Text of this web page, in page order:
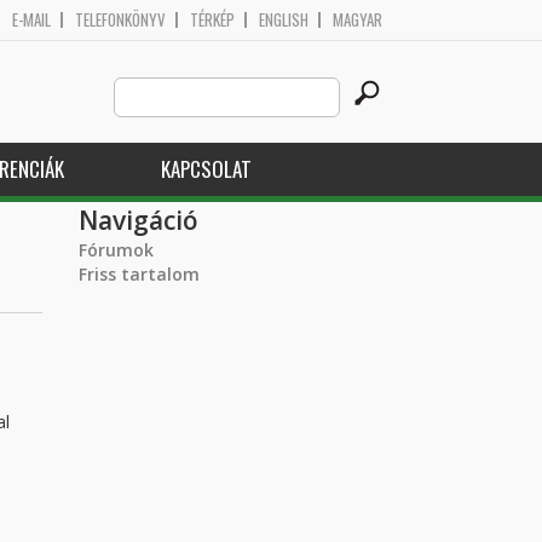
E-MAIL TELEFONKÖNYV TÉRKÉP ENGLISH MAGYAR
Search
this
site
KAPCSOLAT
Navigáció
Fórumok
Friss tartalom